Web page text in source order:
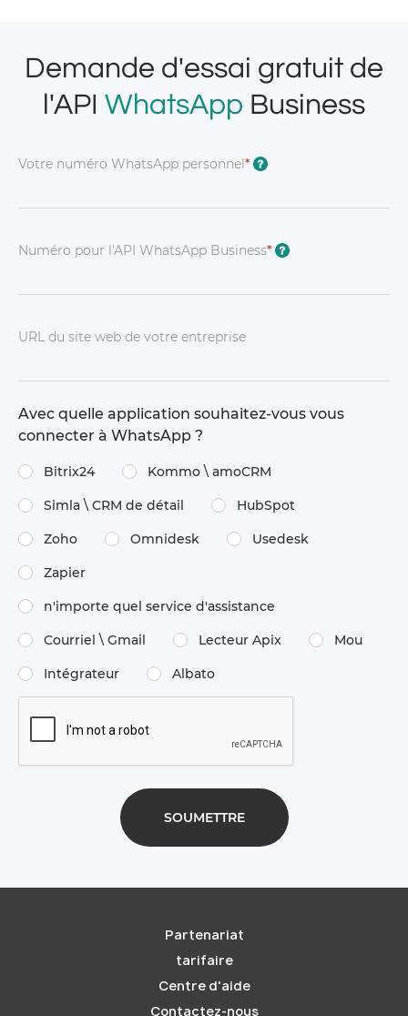
Demande d'essai gratuit de
l'API WhatsApp Business
Votre numéro WhatsApp personnel* ?
Numéro pour l'API WhatsApp Business* ?
URL du site web de votre entreprise
Avec quelle application souhaitez-vous vous
connecter à WhatsApp ?
Bitrix24 Kommo \​ amoCRM
Simla \​ CRM de détail HubSpot
Zoho Omnidesk Usedesk
Zapier
n'importe quel service d'assistance
Courriel \ Gmail Lecteur Apix Mou
Intégrateur Albato
Partenariat
tarifaire
Centre d'aide
Contactez-nous